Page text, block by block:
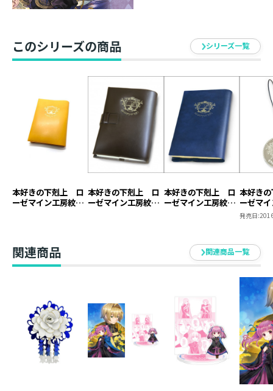
このシリーズの商品 シリーズ一覧
本好きの下剋上 ロ
ーゼマイン工房紋章
本好きの下剋上 ロ
ーゼマイン工房紋章
本好きの下剋上 ロ
ーゼマイン工房紋章
本好き
ーゼマ
キーホ
発売日:
関連商品 関連商品一覧